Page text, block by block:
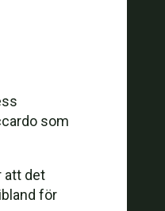
som
att det
för